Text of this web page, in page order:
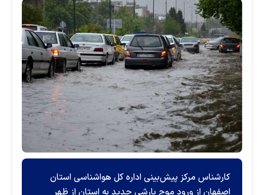
کارشناس مرکز پیش‌بینی اداره کل هواشناسی استان
اصفهان از ورود موج بارشی جدید به استان از ظهر